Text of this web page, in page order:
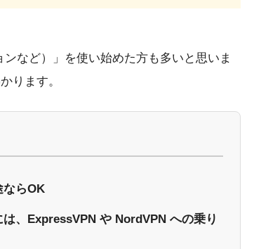
など）」を使い始めた方も多いと思いま
ります。
ならOK
、ExpressVPN や NordVPN への乗り